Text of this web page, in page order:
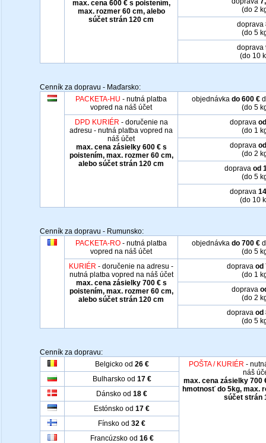
max. cena 600 € s poistením,
max. rozmer 60 cm, alebo
súčet strán 120 cm
(do 2
doprava
(do 5
doprava
(do 10
Cenník za dopravu - Maďarsko:
PACKETA-HU - nutná platba
vopred na náš účet
objednávka do 600 €
(do 5
DPD KURIÉR - doručenie na
adresu - nutná platba vopred na
náš účet
max. cena zásielky 600 € s
poistením, max. rozmer 60 cm,
alebo súčet strán 120 cm
doprava
(do 1
doprava
(do 2
doprava od
(do 5
doprava
(do 10
Cenník za dopravu - Rumunsko:
PACKETA-RO - nutná platba
vopred na náš účet
objednávka do 700 €
(do 5
KURIÉR - doručenie na adresu -
nutná platba vopred na náš účet
max. cena zásielky 700 € s
poistením, max. rozmer 60 cm,
alebo súčet strán 120 cm
doprava od
(do 1
doprava
(do 2
doprava od
(do 5
Cenník za dopravu:
Belgicko od 26 € POŠTA / KURIÉR -
náš
max. cena zásielky 700
hmotnosť do 5kg, max.
súčet strán
Bulharsko od 17 €
Dánsko od 18 €
Estónsko od 17 €
Fínsko od 32 €
Francúzsko od 16 €